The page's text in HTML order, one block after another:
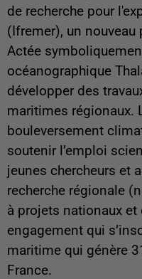
de recherche pour
(Ifremer), un
Actée
océanographique
développer des
maritimes régionaux.
bouleversement
soutenir l’emploi
jeunes chercheurs et
recherche régionale
à projets nationaux et
engagement qui
maritime qui génère
France.